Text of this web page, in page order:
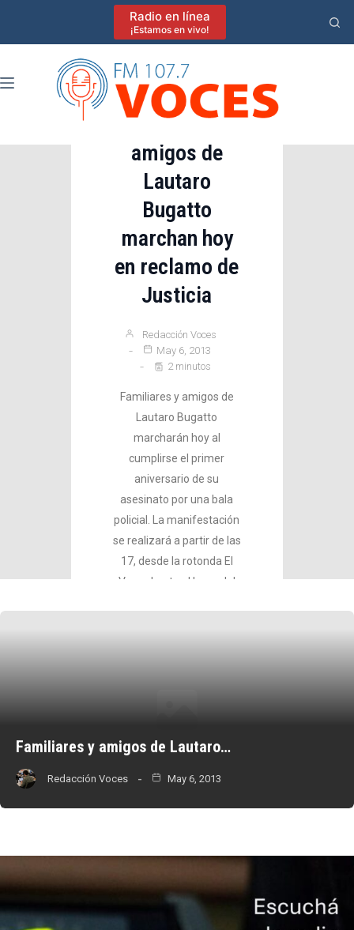
Radio en línea
¡Estamos en vivo!
Destacadas
Familiares y
amigos de
Lautaro
Bugatto
marchan hoy
en reclamo de
Justicia
Redacción Voces
May 6, 2013
2 minutos
Familiares y amigos de
Lautaro Bugatto
marcharán hoy al
cumplirse el primer
aniversario de su
asesinato por una bala
policial. La manifestación
se realizará a partir de las
17, desde la rotonda El
Vapor hasta el lugar del
Familiares y amigos de Lautaro…
Redacción Voces May 6, 2013